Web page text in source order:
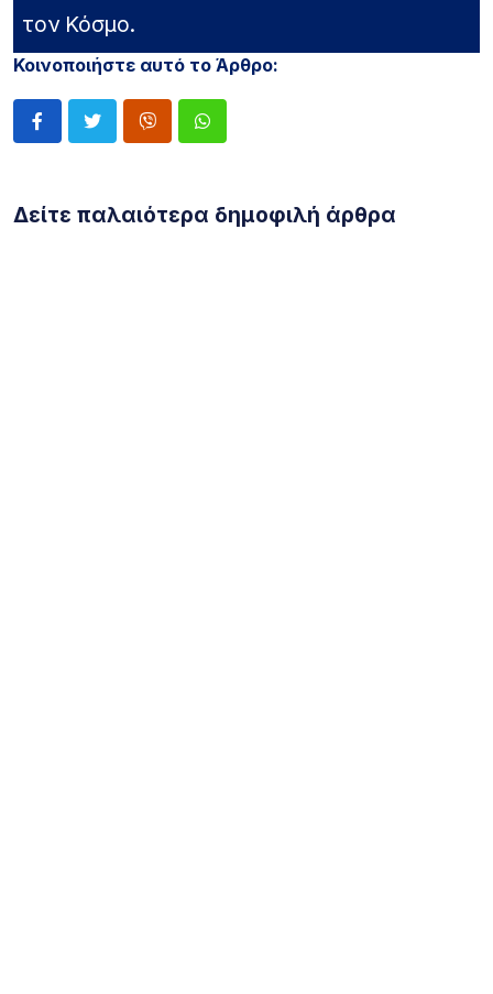
τον Κόσμο.
Κοινοποιήστε αυτό το Άρθρο:
Δείτε παλαιότερα δημοφιλή άρθρα